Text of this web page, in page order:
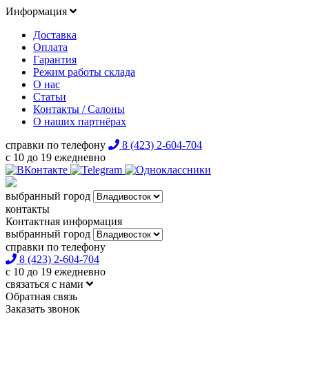
Информация
Доставка
Оплата
Гарантия
Режим работы склада
О нас
Статьи
Контакты / Салоны
О наших партнёрах
справки по телефону
8 (423) 2-604-704
с 10 до 19 ежедневно
выбранный город
контакты
Контактная информация
выбранный город
справки по телефону
8 (423) 2-604-704
с 10 до 19 ежедневно
связаться с нами
Обратная связь
Заказать звонок